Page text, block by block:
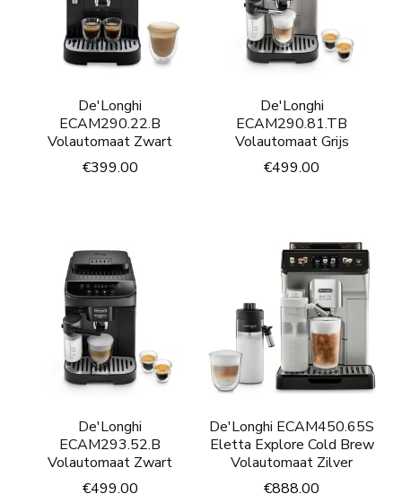
De'Longhi
ECAM290.22.B
Volautomaat Zwart
€399.00
De'Longhi
ECAM290.81.TB
Volautomaat Grijs
€499.00
De'Longhi
ECAM293.52.B
Volautomaat Zwart
€499.00
De'Longhi ECAM450.65S
Eletta Explore Cold Brew
Volautomaat Zilver
€888.00